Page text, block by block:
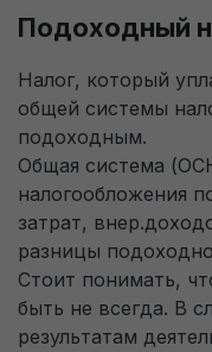
Подоходный
Налог, который
общей системы
подоходным.
Общая система
налогообложения
затрат,
разницы
Стоит понимать,
быть не всегда. В
результатам